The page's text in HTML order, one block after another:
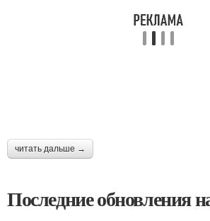
читать дальше →
Последние обновления